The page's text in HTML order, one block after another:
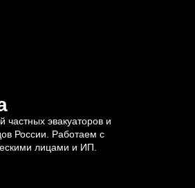
частных эвакуаторов и
России. Работаем с
лицами и ИП.